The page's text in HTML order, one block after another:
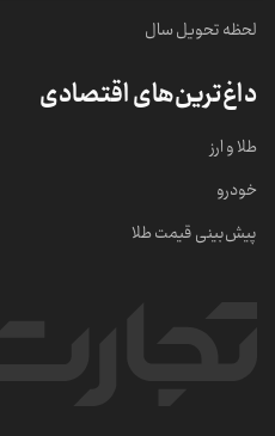
لحظه تحویل سال
داغ‌ترین‌های اقتصادی
طلا و ارز
خودرو
پیش‌بینی قیمت طلا